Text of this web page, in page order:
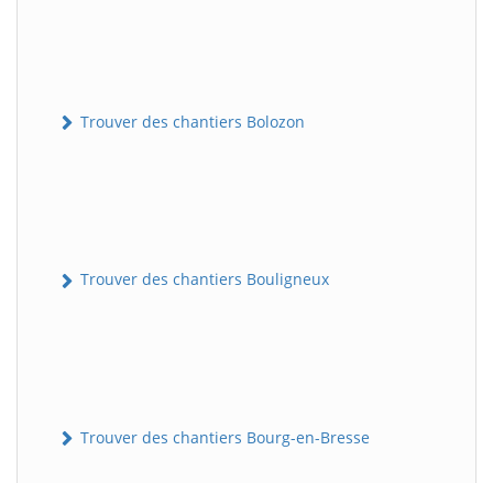
Trouver des chantiers Bolozon
Trouver des chantiers Bouligneux
Trouver des chantiers Bourg-en-Bresse